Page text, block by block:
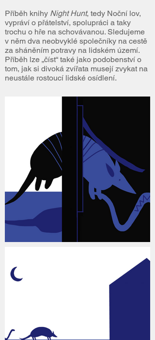
Příběh knihy Night Hunt, tedy Noční lov,
vypráví o přátelství, spolupráci a taky
trochu o hře na schovávanou. Sledujeme
v něm dva neobvyklé společníky na cestě
za sháněním potravy na lidském území.
Příběh lze „číst“ také jako podobenství o
tom, jak si divoká zvířata musejí zvykat na
neustále rostoucí lidské osídlení.